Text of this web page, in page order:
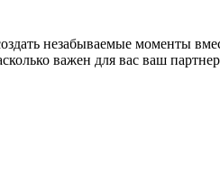
незабываемые моменты
важен для вас ваш